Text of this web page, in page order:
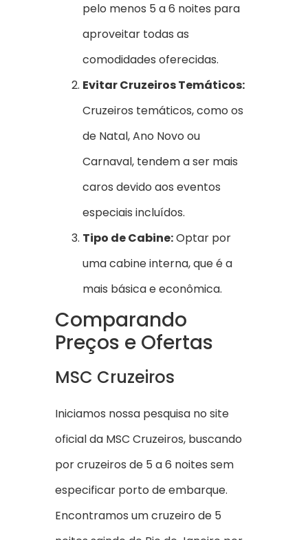
pelo menos 5 a 6 noites para
aproveitar todas as
comodidades oferecidas.
Evitar Cruzeiros Temáticos:
Cruzeiros temáticos, como os
de Natal, Ano Novo ou
Carnaval, tendem a ser mais
caros devido aos eventos
especiais incluídos.
Tipo de Cabine:Optar por
uma cabine interna, que é a
mais básica e econômica.
Comparando
Preços e Ofertas
MSC Cruzeiros
Iniciamos nossa pesquisa no site
oficial da MSC Cruzeiros, buscando
por cruzeiros de 5 a 6 noites sem
especificar porto de embarque.
Encontramos um cruzeiro de 5